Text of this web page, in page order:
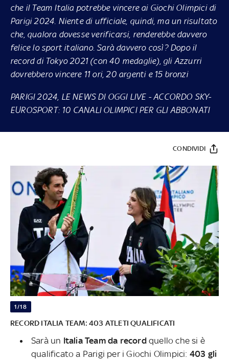
che il Team Italia potrebbe vincere ai Giochi Olimpici di
Parigi 2024. Niente di ufficiale, quindi, ma un risultato
che, qualora dovesse verificarsi, renderebbe davvero
felice lo sport italiano. Sarà davvero così? Dopo il
record di Tokyo 2021 (con 40 medaglie), gli Azzurri
dovrebbero vincere 11 ori, 20 argenti e 15 bronzi
PARIGI 2024, LE NEWS DI OGGI LIVE-ACCORDO SKY-
EUROSPORT: 10 CANALI OLIMPICI PER GLI ABBONATI
CONDIVIDI
1/18
RECORD ITALIA TEAM: 403 ATLETI QUALIFICATI
Sarà un Italia Team da recordquello che si è
qualificato a Parigi per i Giochi Olimpici: 403 gli